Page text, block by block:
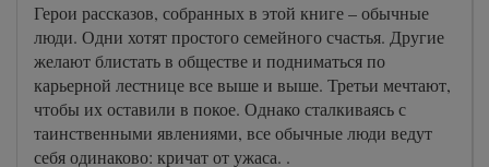
Герои рассказов, собранных в этой книге – обычные
люди. Одни хотят простого семейного счастья. Другие
желают блистать в обществе и подниматься по
карьерной лестнице все выше и выше. Третьи мечтают,
чтобы их оставили в покое. Однако сталкиваясь с
таинственными явлениями, все обычные люди ведут
себя одинаково: кричат от ужаса. .